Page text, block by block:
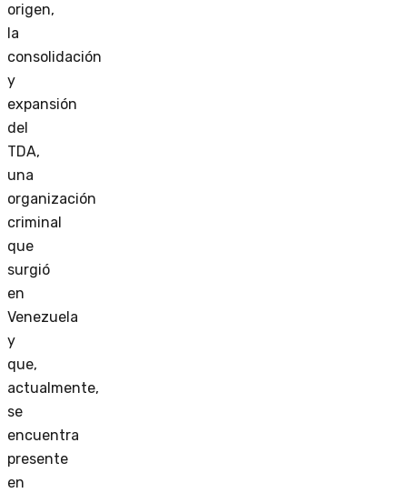
origen,
la
consolidación
y
expansión
del
TDA,
una
organización
criminal
que
surgió
en
Venezuela
y
que,
actualmente,
se
encuentra
presente
en